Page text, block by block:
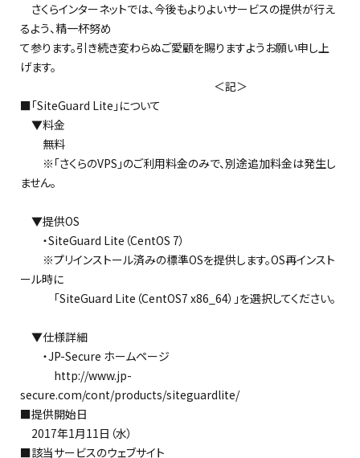
さくらインターネットでは、今後もよりよいサービスの提供が行え
るよう、精一杯努め
て参ります。引き続き変わらぬご愛顧を賜りますようお願い申し上
げます。
＜記＞
■「SiteGuard Lite」について
▼料金
無料
※「さくらのVPS」のご利用料金のみで、別途追加料金は発生し
ません。
▼提供OS
・SiteGuard Lite（CentOS 7）
※プリインストール済みの標準OSを提供します。OS再インスト
ール時に
「SiteGuard Lite（CentOS7 x86_64）」を選択してください。
▼仕様詳細
・JP-Secure ホームページ
http://www.jp-
secure.com/cont/products/siteguardlite/
■提供開始日
2017年1月11日（水）
■該当サービスのウェブサイト